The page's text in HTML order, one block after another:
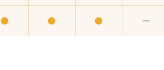
● ● ● ―